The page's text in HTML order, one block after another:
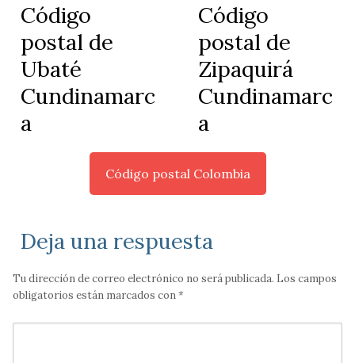
Código
postal de
Ubaté
Cundinamarc
a
Código
postal de
Zipaquirá
Cundinamarc
a
Código postal Colombia
Deja una respuesta
Tu dirección de correo electrónico no será publicada. Los campos
obligatorios están marcados con*